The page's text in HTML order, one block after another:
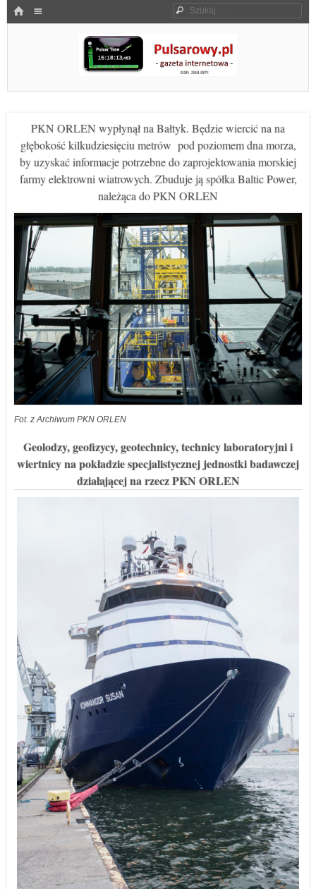
HOME Szukaj
Pulsarowy.pl
PKN ORLEN wypłynął na Bałtyk. Będzie wiercić na na
głębokość kilkudziesięciu metrów pod poziomem dna morza,
by uzyskać informacje potrzebne do zaprojektowania morskiej
farmy elektrowni wiatrowych. Zbuduje ją spółka Baltic Power,
należąca do PKN ORLEN
Fot. z Archiwum PKN ORLEN
Geolodzy, geofizycy, geotechnicy, technicy laboratoryjni i
wiertnicy na pokładzie specjalistycznej jednostki badawczej
działającej na rzecz PKN ORLEN